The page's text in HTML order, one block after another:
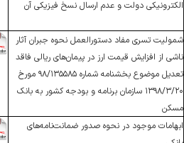
الکترونیکی دولت و عدم ارسال نسخ فیزیکی آن
شمولیت تسری مفاد دستورالعمل نحوه جبران آثار
ناشی از افزایش قیمت ارز در پیمان‌های ریالی فاقد
تعدیل موضوع بخشنامه شماره ۹۸/۱۳۵۵۸۵ مورخ
۱۳۹۸/۳/۲۰ سازمان برنامه و بودجه کشور به بانک
مسکن
ابهامات موجود در نحوه صدور ضمانت‌نامه‌های